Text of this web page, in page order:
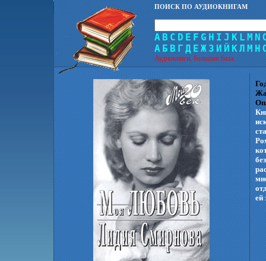
ПОИСК ПО АУДИОКНИГАМ
A B C D E F G H I J K L M N
А Б В Г Д Е Ж З И Й КЛ М Н
Аудиокниги, большая база.
ей